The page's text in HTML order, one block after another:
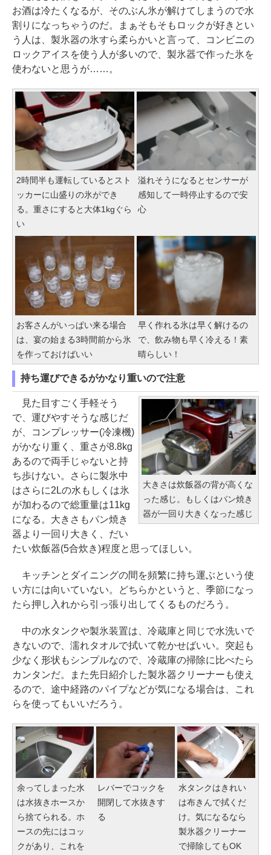
お酒は冷たくなるが、そのぶん氷が解けてしまうので水
割りになっちゃうのだ。まぁそもそもロックが好きとい
う人は、製氷器の氷すら柔らかいと言って、コンビニの
ロックアイスを使う人が多いので、製氷器で作った氷を
使わないと思うが……。
2時間半も運転しているとスト
ッカーに山盛りの氷ができ
る。重さにすると大体1kgぐら
い
溢れそうになるとセンサーが
感知して一時停止するので安
心
お客さんがいっぱい来る場合
は、宴の始まる3時間前から氷
を作っておけばいい
早く作れる氷は早く解けるの
で、飲み物も早く冷える！素
晴らしい！
持ち運びできるがかなり重いので注意
大きさは炊飯器の背が高くな
った感じ。もしくはパン焼き
器が一回り大きくなった感じ
見た目すごく手軽そう
で、運びやすそうな感じだ
が、コンプレッサー(冷凍機)
がかなり重く、重さが8.8kg
あるので両手じゃないと持
ち歩けない。さらに製氷中
はさらに2Lの水もしくは氷
が加わるので総重量は11kg
になる。大きさもパン焼き
器より一回り大きく、だい
たい炊飯器(5合炊き)程度と思ってほしい。
キッチンとダイニングの間を頻繁に持ち運ぶという使
い方には向いていない。どちらかというと、季節になっ
たら押し入れから引っ張り出してくるものだろう。
中の水タンクや製氷装置は、冷蔵庫と同じで水洗いで
きないので、濡れタオルで拭いて乾かせばいい。突起も
少なく形状もシンプルなので、冷蔵庫の掃除に比べたら
カンタンだ。また先日紹介した製氷器クリーナーも使え
るので、途中経路のパイプなどが気になる場合は、これ
らを使ってもいいだろう。
余ってしまった水
は水抜きホースか
ら捨てられる。ホ
ースの先にはコッ
クがあり、これを
レバーでコックを
開閉して水抜きす
る
水タンクはきれい
は布きんで拭くだ
け。気になるなら
製氷器クリーナー
で掃除してもOK